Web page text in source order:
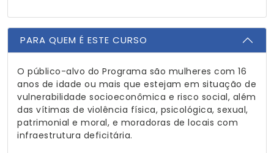
PARA QUEM É ESTE CURSO
O público-alvo do Programa são mulheres com 16
anos de idade ou mais que estejam em situação de
vulnerabilidade socioeconômica e risco social, além
das vítimas de violência física, psicológica, sexual,
patrimonial e moral, e moradoras de locais com
infraestrutura deficitária.